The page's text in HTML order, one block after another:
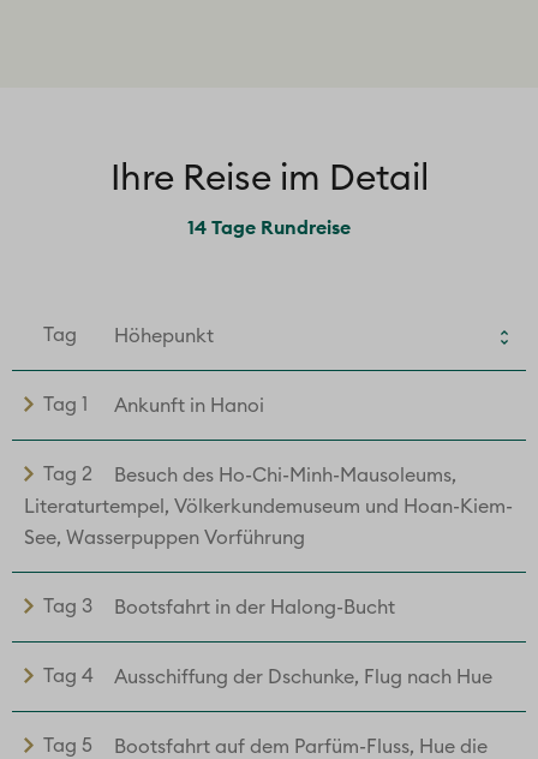
Ihre Reise im Detail
14 Tage Rundreise
Tag Höhepunkt
Tag 1 Ankunft in Hanoi
Tag 2
Besuch des Ho-Chi-Minh-Mausoleums,
Literaturtempel, Völkerkundemuseum und Hoan-Kiem-
See, Wasserpuppen Vorführung
Tag 3 Bootsfahrt in der Halong-Bucht
Tag 4 Ausschiffung der Dschunke, Flug nach Hue
Tag 5
Bootsfahrt auf dem Parfüm-Fluss, Hue die